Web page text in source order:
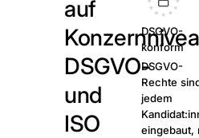
auf
DSGVO-
und
ISO
DSGVO-
konform
DSGVO-
Rechte
jedem
eingebaut,